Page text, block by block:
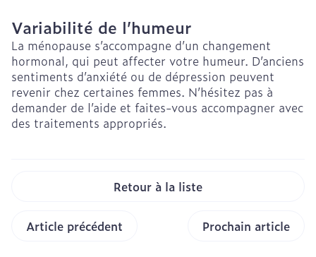
Variabilité de l’humeur
La ménopause s’accompagne d’un changement
hormonal, qui peut affecter votre humeur. D’anciens
sentiments d’anxiété ou de dépression peuvent
revenir chez certaines femmes. N’hésitez pas à
demander de l’aide et faites-vous accompagner avec
des traitements appropriés.
Retour à la liste
Article précédent Prochain article